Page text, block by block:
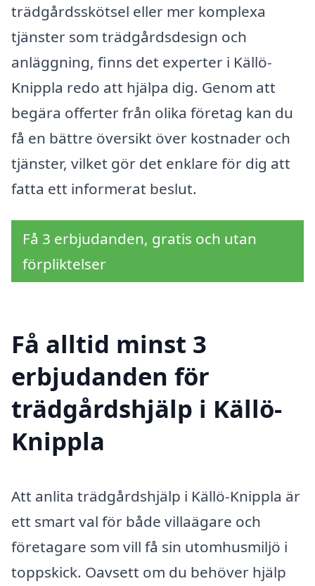
trädgårdsskötsel eller mer komplexa
tjänster som trädgårdsdesign och
anläggning, finns det experter i Källö-
Knippla redo att hjälpa dig. Genom att
begära offerter från olika företag kan du
få en bättre översikt över kostnader och
tjänster, vilket gör det enklare för dig att
fatta ett informerat beslut.
Få 3 erbjudanden, gratis och utan
förpliktelser
Få alltid minst 3
erbjudanden för
trädgårdshjälp i Källö-
Knippla
Att anlita trädgårdshjälp i Källö-Knippla är
ett smart val för både villaägare och
företagare som vill få sin utomhusmiljö i
toppskick. Oavsett om du behöver hjälp